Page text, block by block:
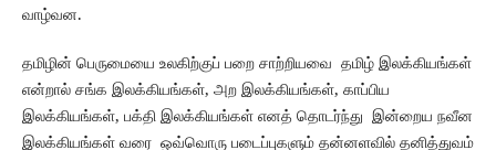
வாழ்வன.
தமிழின் பெருமையை உலகிற்குப் பறை சாற்றியவை தமிழ் இலக்கியங்கள்
என்றால் சங்க இலக்கியங்கள், அற இலக்கியங்கள், காப்பிய
இலக்கியங்கள், பக்தி இலக்கியங்கள் எனத் தொடர்ந்து இன்றைய நவீன
இலக்கியங்கள் வரை ஒவ்வொரு படைப்புகளும் தன்னளவில் தனித்துவம்